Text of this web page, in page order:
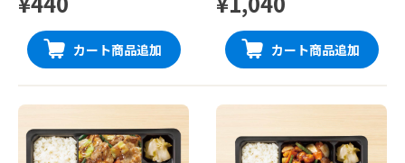
カート商品追加 カート商品追加